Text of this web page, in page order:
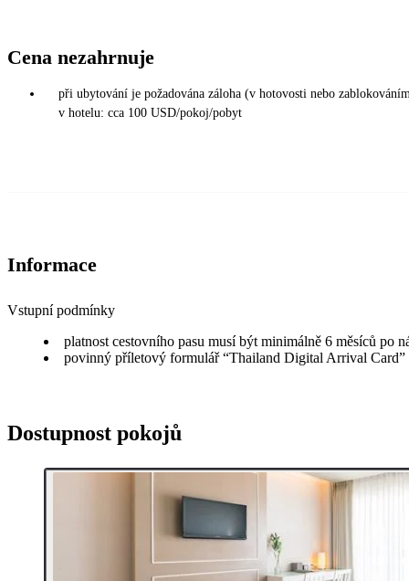
Cena nezahrnuje
při ubytování je požadována záloha (v hotovosti nebo
v hotelu: cca 100 USD/pokoj/pobyt
Informace
Vstupní podmínky
platnost cestovního pasu musí být minimálně 6 měsíců po
povinný příletový formulář “Thailand Digital Arrival Card”
Dostupnost pokojů